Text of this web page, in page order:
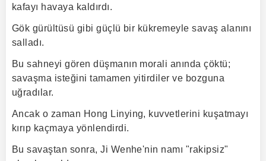
kafayı havaya kaldırdı.
Gök gürültüsü gibi güçlü bir kükremeyle savaş alanını
salladı.
Bu sahneyi gören düşmanın morali anında çöktü;
savaşma isteğini tamamen yitirdiler ve bozguna
uğradılar.
Ancak o zaman Hong Linying, kuvvetlerini kuşatmayı
kırıp kaçmaya yönlendirdi.
Bu savaştan sonra, Ji Wenhe'nin namı "rakipsiz"